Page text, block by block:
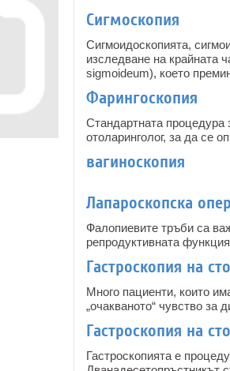
Сигмоскопия
Сигмоидоскопията,
изследване на крайната
sigmoideum), което
Фарингоскопия
Стандартната процедура
отоларинголог, за да се
вагиноскопия
Лапароскопска
Фалопиевите тръби са
репродуктивната
Гастроскопия на
Много пациенти, които
„очакваното“ чувство за
Гастроскопия на
Гастроскопията е